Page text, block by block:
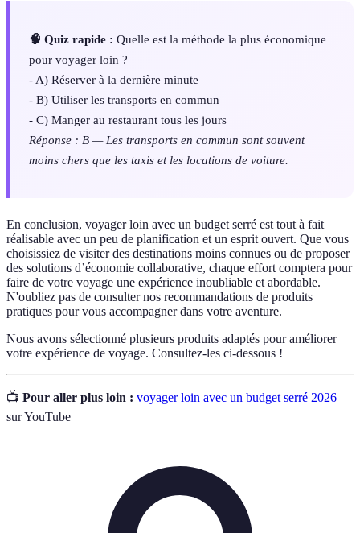
🧠 Quiz rapide : Quelle est la méthode la plus économique
pour voyager loin ?
- A) Réserver à la dernière minute
- B) Utiliser les transports en commun
- C) Manger au restaurant tous les jours
Réponse : B — Les transports en commun sont souvent
moins chers que les taxis et les locations de voiture.
En conclusion, voyager loin avec un budget serré est tout à fait
réalisable avec un peu de planification et un esprit ouvert. Que vous
choisissiez de visiter des destinations moins connues ou de proposer
des solutions d’économie collaborative, chaque effort comptera pour
faire de votre voyage une expérience inoubliable et abordable.
N'oubliez pas de consulter nos recommandations de produits
pratiques pour vous accompagner dans votre aventure.
Nous avons sélectionné plusieurs produits adaptés pour améliorer
votre expérience de voyage. Consultez-les ci-dessous !
📺 Pour aller plus loin : voyager loin avec un budget serré 2026
sur YouTube